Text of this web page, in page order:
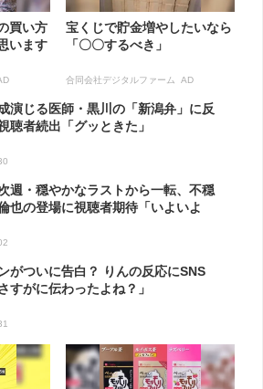
買い方
います
宝くじで貯金増やしたいなら
「〇〇するべき」
合同会社デジタルファーム AD
演じる医師・黒川の「新潟弁」に反
聴者続出「グッときた」
週・穏やかなラストから一転、不穏
也の登場に視聴者期待「いよいよ
がついに告白？ りんの反応にSNS
すがに伝わったよね？」